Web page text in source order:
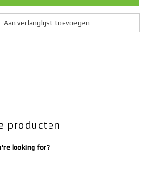
Aan verlanglijst toevoegen
producten
looking for?